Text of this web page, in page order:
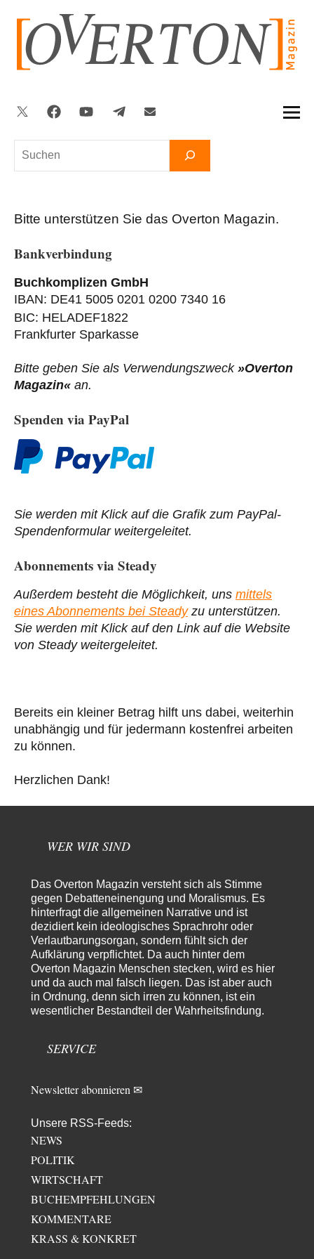
springen
Suchen
Twitter FacebookYouTubeTelegram
Bitte unterstützen Sie das Overton Magazin.
Bankverbindung
Buchkomplizen GmbH
IBAN: DE41 5005 0201 0200 7340 16
BIC: HELADEF1822
Frankfurter Sparkasse
Bitte geben Sie als Verwendungszweck »Overton
Magazin« an.
Spenden via PayPal
Sie werden mit Klick auf die Grafik zum PayPal-
Spendenformular weitergeleitet.
Abonnements via Steady
Außerdem besteht die Möglichkeit, uns mittels
eines Abonnements bei Steadyzu unterstützen.
Sie werden mit Klick auf den Link auf die Website
von Steady weitergeleitet.
Bereits ein kleiner Betrag hilft uns dabei, weiterhin
unabhängig und für jedermann kostenfrei arbeiten
zu können.
Herzlichen Dank!
WER WIR SIND
Das Overton Magazin versteht sich als Stimme
gegen Debatteneinengung und Moralismus. Es
hinterfragt die allgemeinen Narrative und ist
dezidiert kein ideologisches Sprachrohr oder
Verlautbarungsorgan, sondern fühlt sich der
Aufklärung verpflichtet. Da auch hinter dem
Overton Magazin Menschen stecken, wird es hier
und da auch mal falsch liegen. Das ist aber auch
in Ordnung, denn sich irren zu können, ist ein
wesentlicher Bestandteil der Wahrheitsfindung.
SERVICE
Newsletter abonnieren ✉
Unsere RSS-Feeds:
NEWS
POLITIK
WIRTSCHAFT
BUCHEMPFEHLUNGEN
KOMMENTARE
KRASS & KONKRET